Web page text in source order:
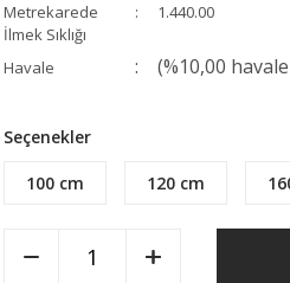
Metrekarede
İlmek Sıklığı
1.440.00
Havale (%10,00
Seçenekler
100 cm 120 cm